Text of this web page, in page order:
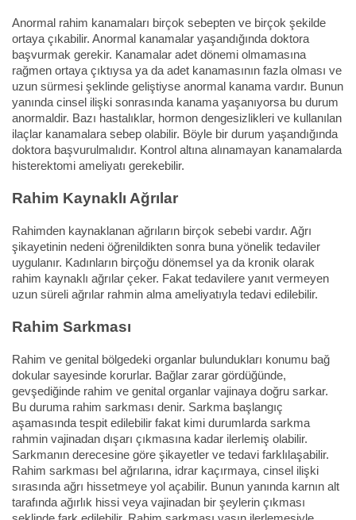
Anormal rahim kanamaları birçok sebepten ve birçok şekilde
ortaya çıkabilir. Anormal kanamalar yaşandığında doktora
başvurmak gerekir. Kanamalar adet dönemi olmamasına
rağmen ortaya çıktıysa ya da adet kanamasının fazla olması ve
uzun sürmesi şeklinde geliştiyse anormal kanama vardır. Bunun
yanında cinsel ilişki sonrasında kanama yaşanıyorsa bu durum
anormaldir. Bazı hastalıklar, hormon dengesizlikleri ve kullanılan
ilaçlar kanamalara sebep olabilir. Böyle bir durum yaşandığında
doktora başvurulmalıdır. Kontrol altına alınamayan kanamalarda
histerektomi ameliyatı gerekebilir.
Rahim Kaynaklı Ağrılar
Rahimden kaynaklanan ağrıların birçok sebebi vardır. Ağrı
şikayetinin nedeni öğrenildikten sonra buna yönelik tedaviler
uygulanır. Kadınların birçoğu dönemsel ya da kronik olarak
rahim kaynaklı ağrılar çeker. Fakat tedavilere yanıt vermeyen
uzun süreli ağrılar rahmin alma ameliyatıyla tedavi edilebilir.
Rahim Sarkması
Rahim ve genital bölgedeki organlar bulundukları konumu bağ
dokular sayesinde korurlar. Bağlar zarar gördüğünde,
gevşediğinde rahim ve genital organlar vajinaya doğru sarkar.
Bu duruma rahim sarkması denir. Sarkma başlangıç
aşamasında tespit edilebilir fakat kimi durumlarda sarkma
rahmin vajinadan dışarı çıkmasına kadar ilerlemiş olabilir.
Sarkmanın derecesine göre şikayetler ve tedavi farklılaşabilir.
Rahim sarkması bel ağrılarına, idrar kaçırmaya, cinsel ilişki
sırasında ağrı hissetmeye yol açabilir. Bunun yanında karnın alt
tarafında ağırlık hissi veya vajinadan bir şeylerin çıkması